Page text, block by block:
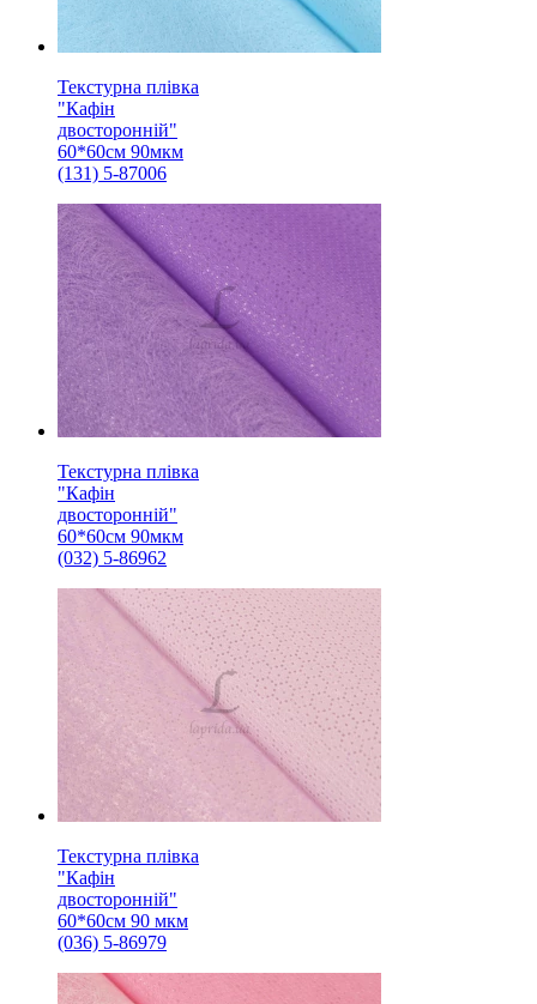
Текстурна плівка
"Кафін
двосторонній"
60*60см 90мкм
(131) 5-87006
Текстурна плівка
"Кафін
двосторонній"
60*60см 90мкм
(032) 5-86962
Текстурна плівка
"Кафін
двосторонній"
60*60см 90 мкм
(036) 5-86979